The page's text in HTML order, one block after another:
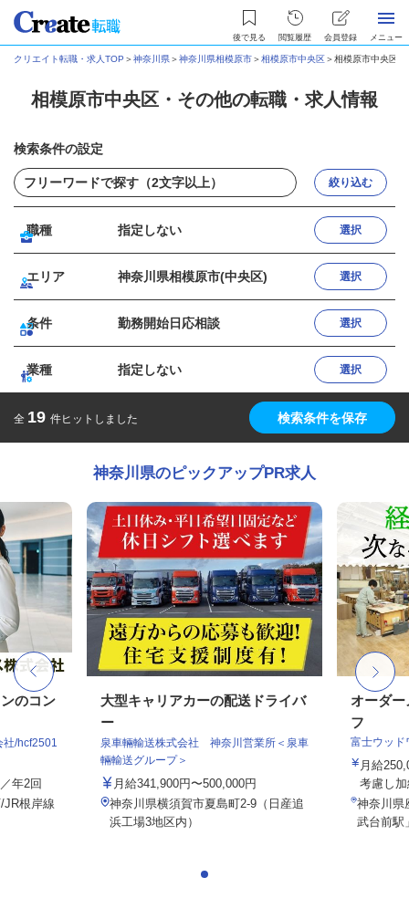
後で見る 閲覧履歴 会員登録 メニュー
クリエイト転職・求人TOP ＞神奈川県＞神奈川県相模原市＞相模原市中央区＞相模原市中央区
相模原市中央区・その他の転職・求人情報
検索条件の設定
絞り込む
職種 指定しない 選択
エリア 神奈川県相模原市(中央区) 選択
条件 勤務開始日応相談 選択
業種 指定しない 選択
全 19 件ヒットしました 検索条件を保存
神奈川県のピックアップPR求人
のコン
/hcf2501
年2回
JR根岸線
大型キャリアカーの配送ドライバ
ー
泉車輛輸送株式会社 神奈川営業所＜泉車
輛輸送グループ＞
月給341,900円〜500,000円
神奈川県横須賀市夏島町2-9（日産追
浜工場3地区内）
オーダー
フ
富士ウッド
月給
考慮し
神奈川県
武台前駅